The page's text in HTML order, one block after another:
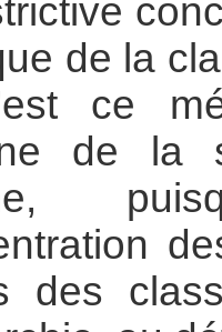
de la
ce
de la
des